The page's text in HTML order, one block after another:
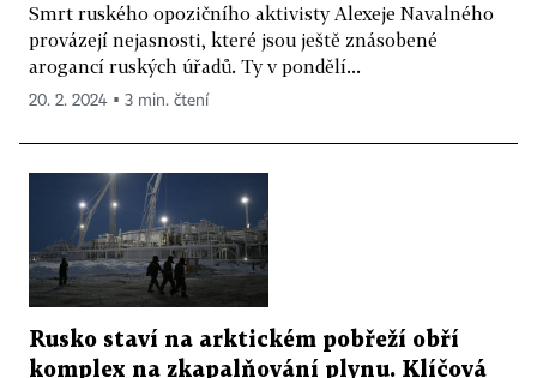
Smrt ruského opozičního aktivisty Alexeje Navalného
provázejí nejasnosti, které jsou ještě znásobené
arogancí ruských úřadů. Ty v pondělí...
20. 2. 2024 ▪ 3 min. čtení
Rusko staví na arktickém pobřeží obří
komplex na zkapalňování plynu. Klíčová